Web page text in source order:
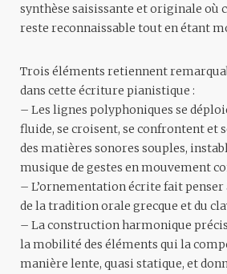
synthèse saisissante et originale où
reste reconnaissable tout en étant
Trois éléments retiennent
dans cette écriture pianistique :
– Les lignes polyphoniques se
fluide, se croisent, se confrontent et
des matières sonores souples,
musique de gestes en mouvement
– L’ornementation écrite fait penser
de la tradition orale grecque et du
– La construction harmonique
la mobilité des éléments qui la
manière lente, quasi statique, et